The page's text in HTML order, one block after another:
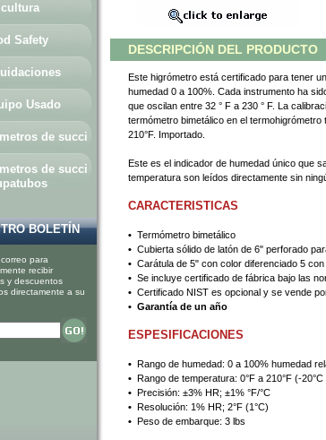
DESCRIPCIÓN DEL PRODUCTO
Este higrómetro está certificado para tener
humedad 0 a 100%. Cada instrumento ha
que oscilan entre 32 ° F a 230 ° F. La
termómetro bimetálico en el
210°F. Importado.
Este es el indicador de humedad único que
temperatura son leídos directamente sin
CARACTERISTICAS
• Termómetro bimetálico
• Cubierta sólido de latón de 6" perforado
• Carátula de 5" con color diferenciado 5
• Se incluye certificado de fábrica bajo las
• Certificado NIST es opcional y se vende
• Garantía de un año
ESPESIFICACIONES
• Rango de humedad: 0 a 100% humedad
• Rango de temperatura: 0°F a 210°F (-20°C
• Precisión: ±3% HR; ±1% °F/°C
• Resolución: 1% HR; 2°F (1°C)
• Peso de embarque: 3 lbs
Safety
Usado
de succi
de succi
BOLETÍN
para
recibir
y descuentos
directamente a su